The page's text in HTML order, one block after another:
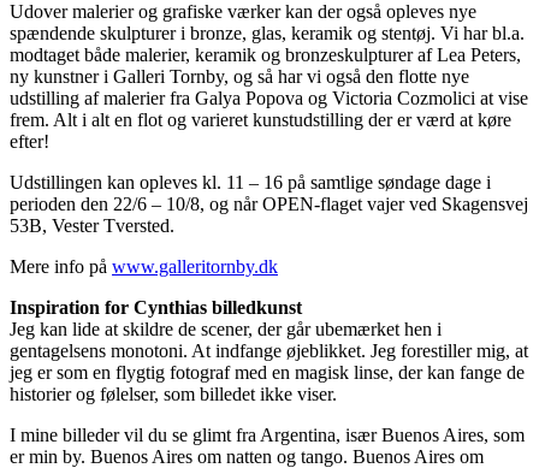
Udover malerier og grafiske værker kan der også opleves nye
spændende skulpturer i bronze, glas, keramik og stentøj. Vi har bl.a.
modtaget både malerier, keramik og bronzeskulpturer af Lea Peters,
ny kunstner i Galleri Tornby, og så har vi også den flotte nye
udstilling af malerier fra Galya Popova og Victoria Cozmolici at vise
frem. Alt i alt en flot og varieret kunstudstilling der er værd at køre
efter!
Udstillingen kan opleves kl. 11 – 16 på samtlige søndage dage i
perioden den 22/6 – 10/8, og når OPEN-flaget vajer ved Skagensvej
53B, Vester Tversted.
Mere info på www.galleritornby.dk
Inspiration for Cynthias billedkunst
Jeg kan lide at skildre de scener, der går ubemærket hen i
gentagelsens monotoni. At indfange øjeblikket. Jeg forestiller mig, at
jeg er som en flygtig fotograf med en magisk linse, der kan fange de
historier og følelser, som billedet ikke viser.
I mine billeder vil du se glimt fra Argentina, især Buenos Aires, som
er min by. Buenos Aires om natten og tango. Buenos Aires om